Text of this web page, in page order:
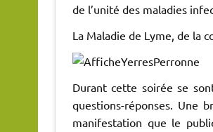
de l’unité des maladies
La Maladie de Lyme, de la
Durant cette soirée se
questions-réponses. Une
manifestation que le